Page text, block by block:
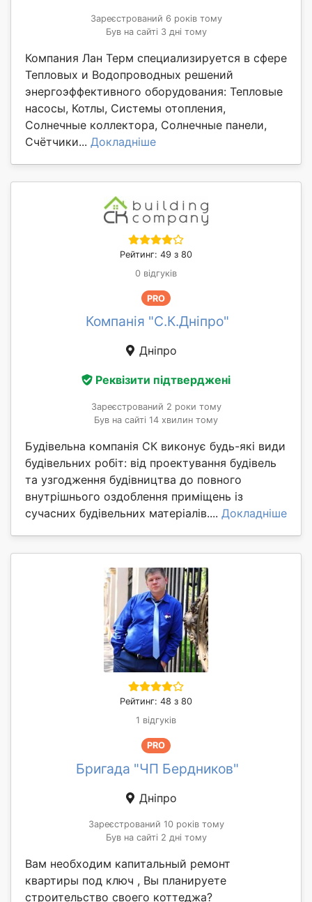
Зареєстрований 6 років тому
Був на сайті 3 дні тому
Компания Лан Терм специализируется в сфере
Тепловых и Водопроводных решений
энергоэффективного оборудования: Тепловые
насосы, Котлы, Системы отопления,
Солнечные коллектора, Солнечные панели,
Счётчики... Докладніше
Рейтинг: 49 з 80
0 відгуків
PRO
Компанія "С.К.Дніпро"
Дніпро
Реквізити підтверджені
Зареєстрований 2 роки тому
Був на сайті 14 хвилин тому
Будівельна компанія СК виконує будь-які види
будівельних робіт: від проектування будівель
та узгодження будівництва до повного
внутрішнього оздоблення приміщень із
сучасних будівельних матеріалів.... Докладніше
Рейтинг: 48 з 80
1 відгуків
PRO
Бригада "ЧП Бердников"
Дніпро
Зареєстрований 10 років тому
Був на сайті 2 дні тому
Вам необходим капитальный ремонт
квартиры под ключ , Вы планируете
строительство своего коттеджа?